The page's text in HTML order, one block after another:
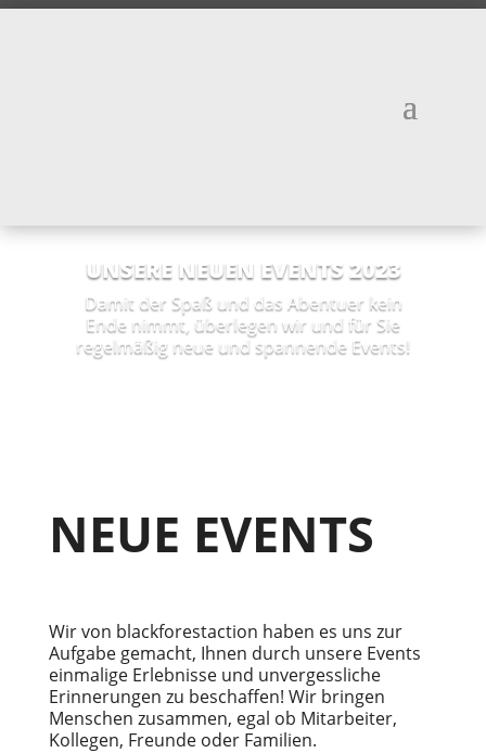
UNSERE NEUEN EVENTS 2023
Damit der Spaß und das Abentuer kein
Ende nimmt, überlegen wir und für Sie
regelmäßig neue und spannende Events!
NEUE EVENTS
Wir von blackforestaction haben es uns zur
Aufgabe gemacht, Ihnen durch unsere Events
einmalige Erlebnisse und unvergessliche
Erinnerungen zu beschaffen! Wir bringen
Menschen zusammen, egal ob Mitarbeiter,
Kollegen, Freunde oder Familien.